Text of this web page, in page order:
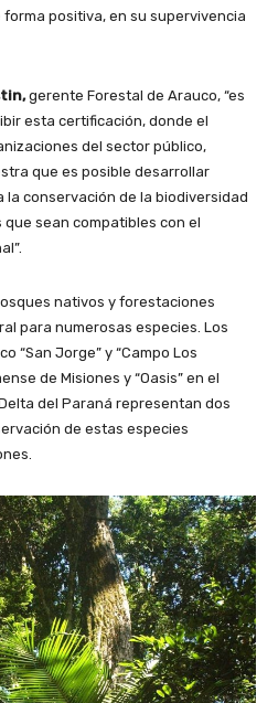
positiva, en su supervivencia
gerente Forestal de Arauco, “es
esta certificación, donde el
del sector público,
que es posible desarrollar
conservación de la biodiversidad
sean compatibles con el
nativos y forestaciones
para numerosas especies. Los
“San Jorge” y “Campo Los
de Misiones y “Oasis” en el
del Paraná representan dos
de estas especies